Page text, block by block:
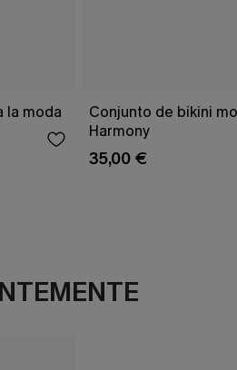
la moda
Conjunto de bikini
Harmony
35,00 €